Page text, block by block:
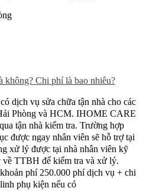
không? Chi phí là bao nhiêu?
dịch vụ sửa chữa tận nhà cho các
Phòng và HCM. IHOME CARE
tận nhà kiểm tra. Trường hợp
được ngay nhân viên sẽ hỗ trợ tại
xử lý được tại nhà nhân viên kỹ
về TTBH để kiểm tra và xử lý.
phí 250.000 phí dịch vụ + chi
phụ kiện nếu có